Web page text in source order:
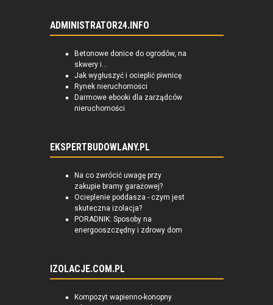
ADMINISTRATOR24.INFO
Betonowe donice do ogrodów, na
skwery i...
Jak wygłuszyć i ocieplić piwnicę
Rynek nieruchomości
Darmowe ebooki dla zarządców
nieruchomości
EKSPERTBUDOWLANY.PL
Na co zwrócić uwagę przy
zakupie bramy garażowej?
Ocieplenie poddasza - czym jest
skuteczna izolacja?
PORADNIK: Sposoby na
energooszczędny i zdrowy dom
IZOLACJE.COM.PL
Kompozyt wapienno-konopny